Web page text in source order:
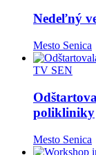
Nedeľný
Mesto Senica
TV SEN
polikliniky
Mesto Senica